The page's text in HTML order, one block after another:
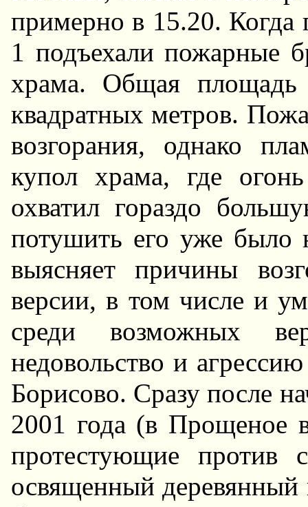
примерно в 15.20. Когда
1 подъехали пожарные
храма. Общая площадь
квадратных метров.
возгорания, однако
купол храма, где
охватил гораздо
потушить его уже было
выясняет причины
версии, в том числе и
среди возможных
недовольство и
Борисово. Сразу после
2001 года (в Прощеное
протестующие против
освященный деревянный